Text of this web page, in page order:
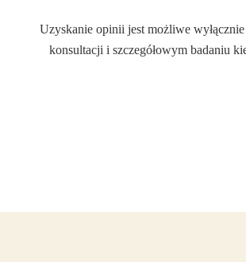
Uzyskanie opinii jest możliwe
konsultacji i szczegółowym badaniu